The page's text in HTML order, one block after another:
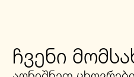
ჩვენი